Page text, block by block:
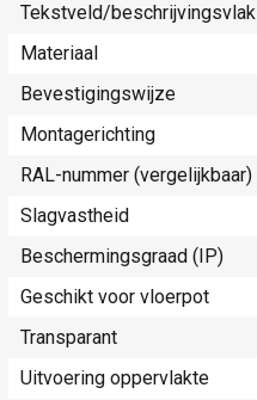
Tekstveld/beschrijvingsvlak
Materiaal
Bevestigingswijze
Montagerichting
RAL-nummer (vergelijkbaar)
Slagvastheid
Beschermingsgraad (IP)
Geschikt voor vloerpot
Transparant
Uitvoering oppervlakte